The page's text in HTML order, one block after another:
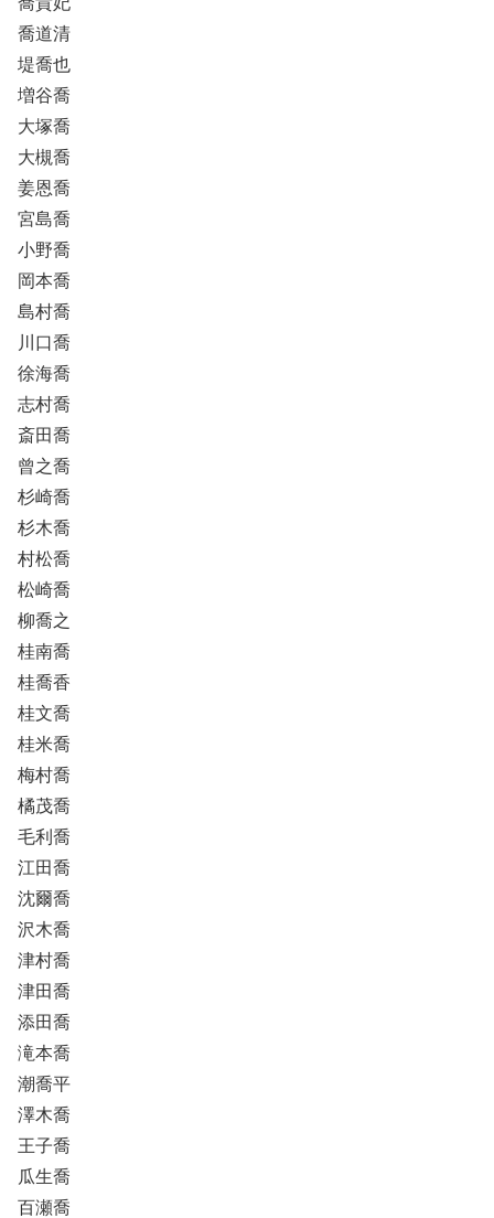
喬道清
堤喬也
増谷喬
大塚喬
大槻喬
姜恩喬
宮島喬
小野喬
岡本喬
島村喬
川口喬
徐海喬
志村喬
斎田喬
曾之喬
杉崎喬
杉木喬
村松喬
松崎喬
柳喬之
桂南喬
桂喬香
桂文喬
桂米喬
梅村喬
橘茂喬
毛利喬
江田喬
沈爾喬
沢木喬
津村喬
津田喬
添田喬
滝本喬
潮喬平
澤木喬
王子喬
瓜生喬
百瀬喬